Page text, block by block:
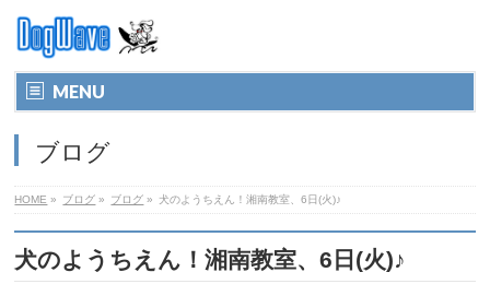
MENU
ブログ
HOME » ブログ » ブログ » 犬のようちえん！湘南教室、6日(火)♪
犬のようちえん！湘南教室、6日(火)♪